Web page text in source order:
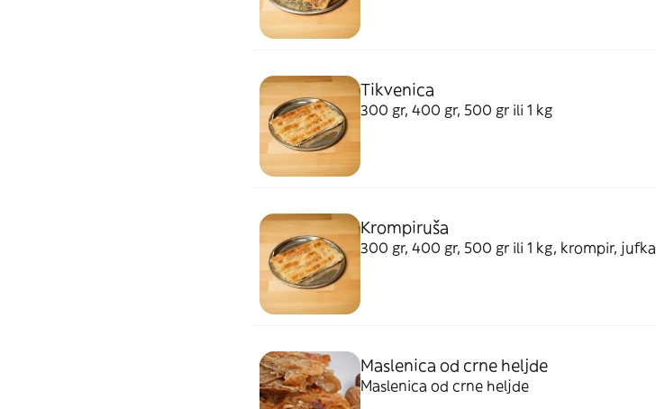
Tikvenica
300 gr, 400 gr, 500 gr ili 1 kg
Krompiruša
300 gr, 400 gr, 500 gr ili 1 kg, krompir, jufka
Maslenica od crne heljde
Maslenica od crne heljde